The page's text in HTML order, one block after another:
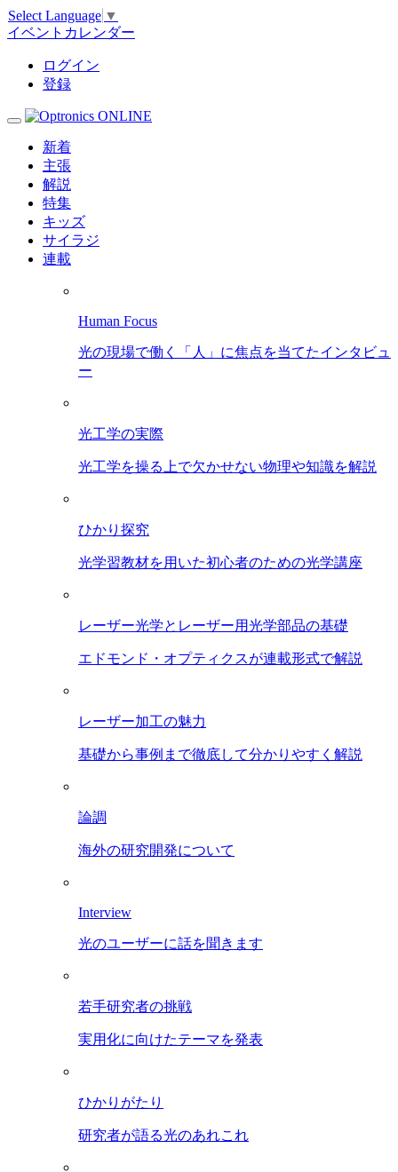
Select Language ▼
イベントカレンダー
ログイン
登録
新着
主張
解説
特集
キッズ
サイラジ
連載
Human Focus
光の現場で働く「人」に焦点を当てたインタビュ
ー
光工学の実際
光工学を操る上で欠かせない物理や知識を解説
ひかり探究
光学習教材を用いた初心者のための光学講座
レーザー光学とレーザー用光学部品の基礎
エドモンド・オプティクスが連載形式で解説
レーザー加工の魅力
基礎から事例まで徹底して分かりやすく解説
論調
海外の研究開発について
Interview
光のユーザーに話を聞きます
若手研究者の挑戦
実用化に向けたテーマを発表
ひかりがたり
研究者が語る光のあれこれ